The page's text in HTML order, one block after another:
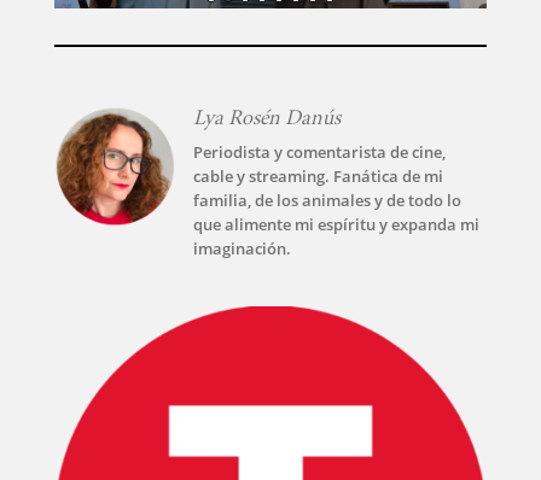
Lya Rosén Danús
Periodista y comentarista de cine,
cable y streaming. Fanática de mi
familia, de los animales y de todo lo
que alimente mi espíritu y expanda mi
imaginación.